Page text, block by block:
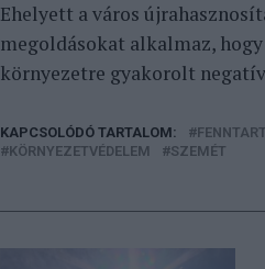
Ehelyett a város
megoldásokat alkalmaz,
környezetre gyakorolt
KAPCSOLÓDÓ TARTALOM:
KÖRNYEZETVÉDELEM
SZEMÉT